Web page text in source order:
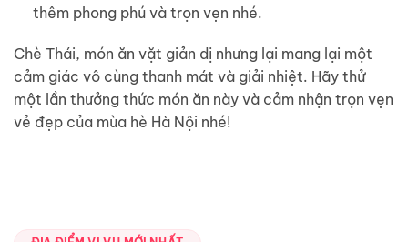
thêm phong phú và trọn vẹn nhé.
Chè Thái, món ăn vặt giản dị nhưng lại mang lại một
cảm giác vô cùng thanh mát và giải nhiệt. Hãy thử
một lần thưởng thức món ăn này và cảm nhận trọn vẹn
vẻ đẹp của mùa hè Hà Nội nhé!